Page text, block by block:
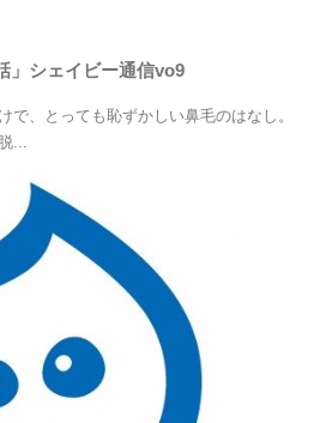
」シェイビー通信vo9
で、とっても恥ずかしい鼻毛のはなし。
...